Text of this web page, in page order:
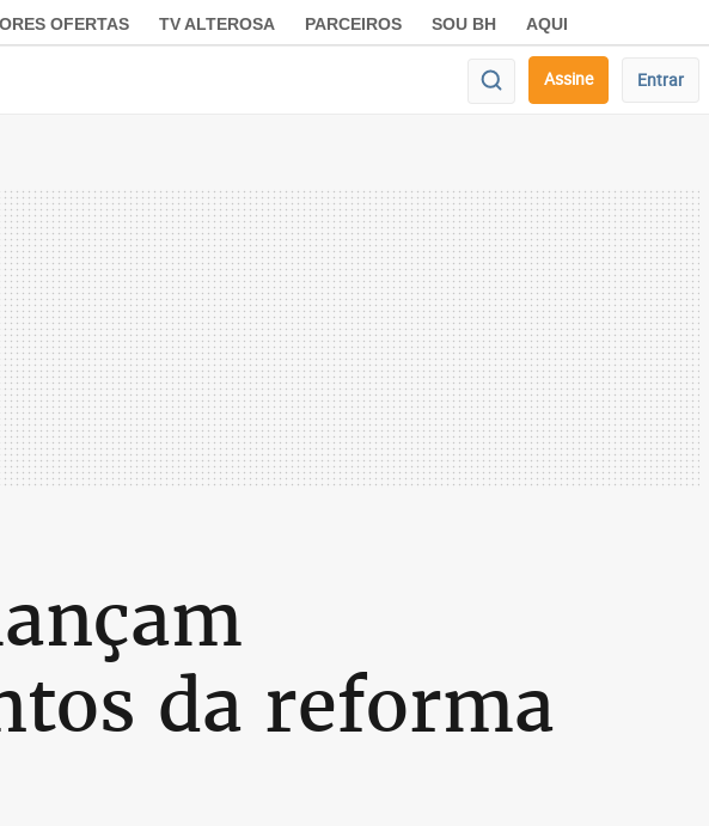
OFERTAS TV ALTEROSA PARCEIROS SOU BH AQUI
Assine Entrar
da reforma